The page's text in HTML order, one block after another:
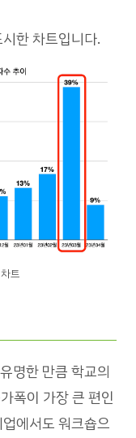
한 차트입니다.
트
명한 만큼 학교의
폭이 가장 큰 편인
에서도 워크숍으